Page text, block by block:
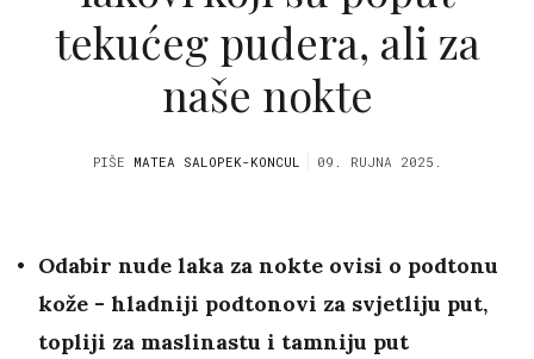
tekućeg pudera, ali za
naše nokte
PIŠE MATEA SALOPEK-KONCUL 09. RUJNA 2025.
Odabir nude laka za nokte ovisi o podtonu
kože - hladniji podtonovi za svjetliju put,
topliji za maslinastu i tamniju put